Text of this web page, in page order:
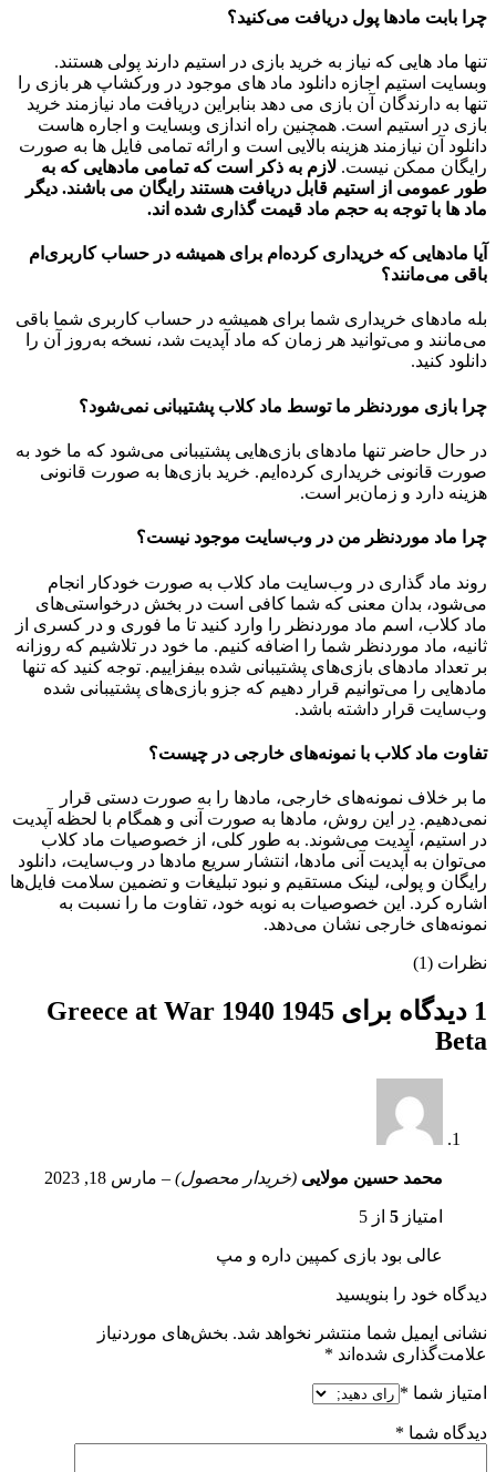
چرا بابت مادها پول دریافت می‌کنید؟
تنها ماد هایی که نیاز به خرید بازی در استیم دارند پولی هستند.
وبسایت استیم اجازه دانلود ماد های موجود در ورکشاپ هر بازی را
تنها به دارندگان آن بازی می دهد بنابراین دریافت ماد نیازمند خرید
بازی در استیم است. همچنین راه اندازی وبسایت و اجاره هاست
دانلود آن نیازمند هزینه بالایی است و ارائه تمامی فایل ها به صورت
رایگان ممکن نیست. لازم به ذکر است که تمامی مادهایی که به
طور عمومی از استیم قابل دریافت هستند رایگان می باشند. دیگر
ماد ها با توجه به حجم ماد قیمت گذاری شده اند.
آیا مادهایی که خریداری کرده‌ام برای همیشه در حساب‌ کاربری‌ام
باقی می‌مانند؟
بله مادهای خریداری شما برای همیشه در حساب کاربری شما باقی
می‌مانند و می‌توانید هر زمان که ماد آپدیت شد، نسخه به‌روز آن را
دانلود کنید.
چرا بازی موردنظر ما توسط ماد کلاب پشتیبانی نمی‌شود؟
در حال حاضر تنها مادهای بازی‌هایی پشتیبانی می‌شود که ما خود به
صورت قانونی خریداری کرده‌ایم. خرید بازی‌ها به صورت قانونی
هزینه دارد و زمان‌بر است.
چرا ماد موردنظر من در وب‌سایت موجود نیست؟
روند ماد گذاری در وب‌سایت ماد کلاب به صورت خودکار انجام
می‌شود، بدان معنی که شما کافی است در بخش درخواستی‌های
ماد کلاب، اسم ماد موردنظر را وارد کنید تا ما فوری و در کسری از
ثانیه، ماد موردنظر شما را اضافه کنیم. ما خود در تلاشیم که روزانه
بر تعداد مادهای بازی‌های پشتیبانی شده بیفزاییم. توجه کنید که تنها
مادهایی را می‌توانیم قرار دهیم که جزو بازی‌های پشتیبانی شده
وب‌سایت قرار داشته باشد.
تفاوت ماد کلاب با نمونه‌های خارجی در چیست؟
ما بر خلاف نمونه‌های خارجی، مادها را به صورت دستی قرار
نمی‌دهیم. در این روش، مادها به صورت آنی و همگام با لحظه آپدیت
در استیم، آپدیت می‌شوند. به طور کلی، از خصوصیات ماد کلاب
می‌‌توان به آپدیت آنی مادها، انتشار سریع مادها در وب‌سایت، دانلود
رایگان و پولی، لینک مستقیم و نبود تبلیغات و تضمین سلامت فایل‌ها
اشاره کرد. این خصوصیات به نوبه خود، تفاوت ما را نسبت به
نمونه‌های خارجی نشان می‌دهد.
نظرات (1)
1 دیدگاه برای
Greece at War 1940 1945
Beta
محمد حسین مولایی (خریدار محصول) – مارس 18, 2023
امتیاز 5 از 5
عالی بود بازی کمپین داره و مپ
دیدگاه خود را بنویسید
نشانی ایمیل شما منتشر نخواهد شد. بخش‌های موردنیاز
علامت‌گذاری شده‌اند *
امتیاز شما *
دیدگاه شما *